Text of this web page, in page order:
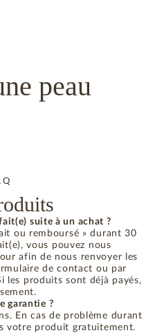
peau
suite à un achat ?
ou remboursé » durant 30
vous pouvez nous
afin de nous renvoyer les
de contact ou par
les produits sont déjà payés,
garantie ?
En cas de problème durant
votre produit gratuitement.